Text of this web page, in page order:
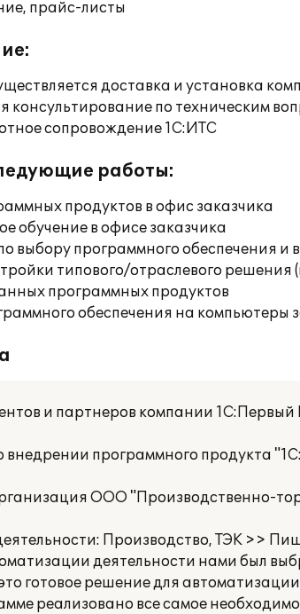
прайс-листы
доставка и установка
консультирование по техническим
сопровождение 1С:ИТС
работы:
продуктов в офис заказчика
обучение в офисе заказчика
выбору программного обеспечения и
типового/отраслевого решения
программных продуктов
обеспечения на компьютеры
и партнеров компании 1С:Первый
программного продукта
ООО "Производственно-
Производство, ТЭК >>
деятельности нами был
готовое решение для
реализовано все самое